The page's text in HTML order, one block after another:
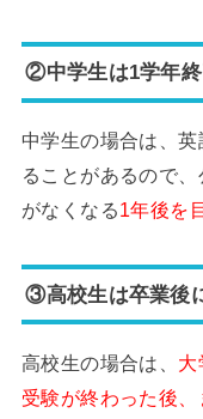
②中学生は1学年
中学生の場合は、
ることがあるので
がなくなる1年後を
③高校生は卒業後
高校生の場合は、 大
受験が終わった後